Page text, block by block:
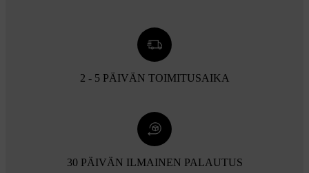
2 - 5 PÄIVÄN TOIMITUSAIKA
30 PÄIVÄN ILMAINEN PALAUTUS